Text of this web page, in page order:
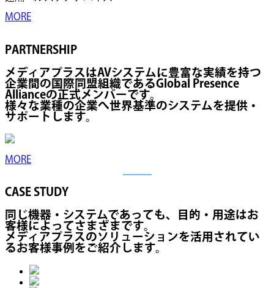
MORE
PARTNERSHIP
メディアプラスはAVシステムに豊富な実績を持つ
企業間の国際同盟組織であるGlobal Presence
Allianceの正式メンバーです。
様々な業種の企業へ世界基準のシステムを提供・
サポートします。
MORE
CASE STUDY
同じ機器・システムであっても、目的・用途はお
客様によってさまざまです。
メディアプラスのソリューションを活用されてい
るお客様事例をご紹介します。